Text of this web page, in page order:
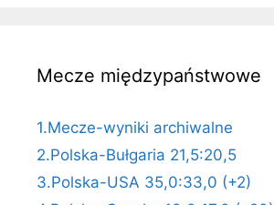
Mecze międzypaństwowe
1.Mecze-wyniki archiwalne
2.Polska-Bułgaria 21,5:20,5
3.Polska-USA 35,0:33,0 (+2)